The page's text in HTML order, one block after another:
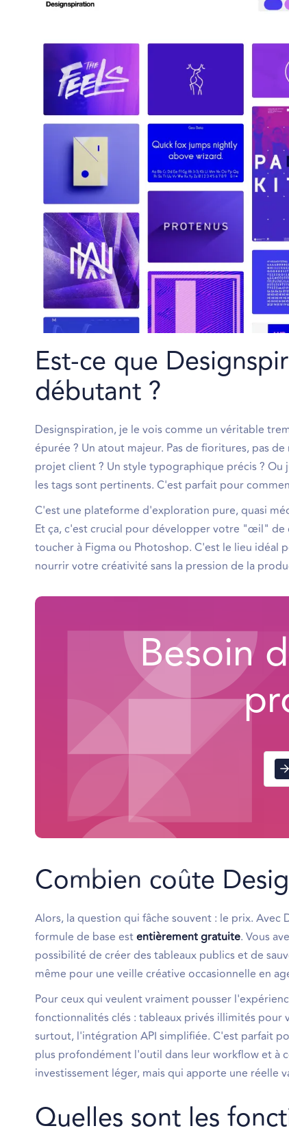
Est-ce que
débutant ?
Designspiration, je le vois comme un véritable
épurée ? Un atout majeur. Pas de fioritures, pas
projet client ? Un style typographique précis ?
les tags sont pertinents. C'est parfait pour
C'est une plateforme d'exploration pure, quasi
Et ça, c'est crucial pour développer votre "œil"
toucher à Figma ou Photoshop. C'est le lieu
nourrir votre créativité sans la pression de la
Besoin
Combien coûte
Alors, la question qui fâche souvent : le prix.
formule de base estentièrement gratuite. Vous
possibilité de créer des tableaux publics et de
même pour une veille créative occasionnelle en
Pour ceux qui veulent vraiment pousser
fonctionnalités clés : tableaux privés illimités
surtout, l'intégration API simplifiée. C'est parfait
plus profondément l'outil dans leur workflow et à
investissement léger, mais qui apporte une réelle
Quelles sont les